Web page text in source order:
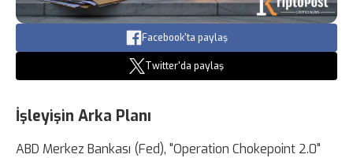
Facebook'ta paylaş
Twitter'da paylaş
İşleyişin Arka Planı
ABD Merkez Bankası (Fed), "Operation Chokepoint 2.0"